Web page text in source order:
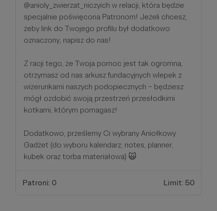
@anioly_zwierzat_niczyich w relacji, która będzie
specjalnie poświęcona Patronom! Jeżeli chcesz,
żeby link do Twojego profilu był dodatkowo
oznaczony, napisz do nas!
Z racji tego, że Twoja pomoc jest tak ogromna,
otrzymasz od nas arkusz fundacyjnych wlepek z
wizerunkami naszych podopiecznych – będziesz
mógł ozdobić swoją przestrzeń przesłodkimi
kotkami, którym pomagasz!
Dodatkowo, prześlemy Ci wybrany Aniołkowy
Gadżet (do wyboru kalendarz, notes, planner,
kubek oraz torba materiałowa) 🙀
Patroni: 0 Limit: 50